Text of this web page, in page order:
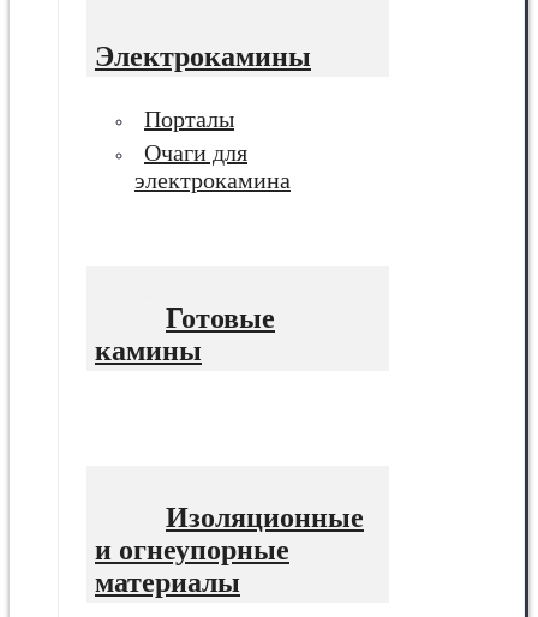
Электрокамины
Порталы
Очаги для
электрокамина
Готовые
камины
Изоляционные
и огнеупорные
материалы